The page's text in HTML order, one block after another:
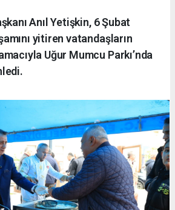
Anıl Yetişkin, 6 Şubat
yitiren vatandaşların
Uğur Mumcu Parkı’nda